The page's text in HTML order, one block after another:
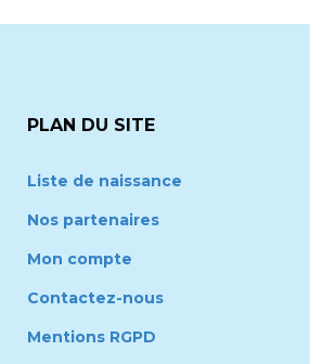
PLAN DU SITE
Liste de naissance
Nos partenaires
Mon compte
Contactez-nous
Mentions RGPD